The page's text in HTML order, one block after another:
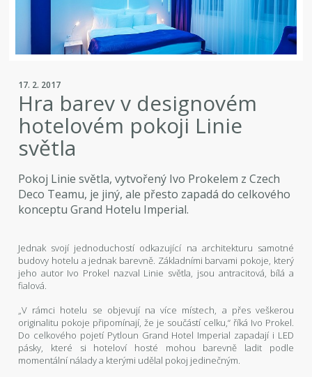
17. 2. 2017
Hra barev v designovém
hotelovém pokoji Linie
světla
Pokoj Linie světla, vytvořený Ivo Prokelem z Czech
Deco Teamu, je jiný, ale přesto zapadá do celkového
konceptu Grand Hotelu Imperial.
Jednak svojí jednoduchostí odkazující na architekturu samotné
budovy hotelu a jednak barevně. Základními barvami pokoje, který
jeho autor Ivo Prokel nazval Linie světla, jsou antracitová, bílá a
fialová.
„V rámci hotelu se objevují na více místech, a přes veškerou
originalitu pokoje připomínají, že je součástí celku,“ říká Ivo Prokel.
Do celkového pojetí Pytloun Grand Hotel Imperial zapadají i LED
pásky, které si hoteloví hosté mohou barevně ladit podle
momentální nálady a kterými udělal pokoj jedinečným.